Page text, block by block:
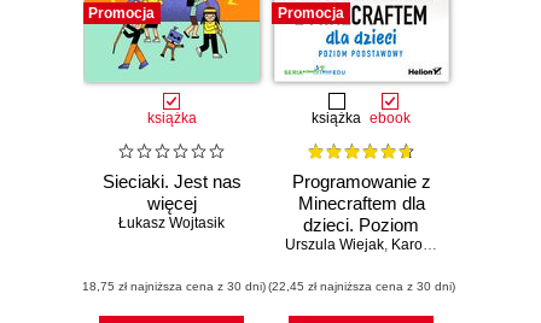
Promocja
książka
Sieciaki. Jest nas
więcej
Łukasz Wojtasik
(18,75 zł najniższa cena z 30 dni)
Promocja
książka ebook
Programowanie z
Minecraftem dla
dzieci. Poziom
podstawowy.
Urszula Wiejak, Karolina Niemira
(22,45 zł najniższa cena z 30 dni)